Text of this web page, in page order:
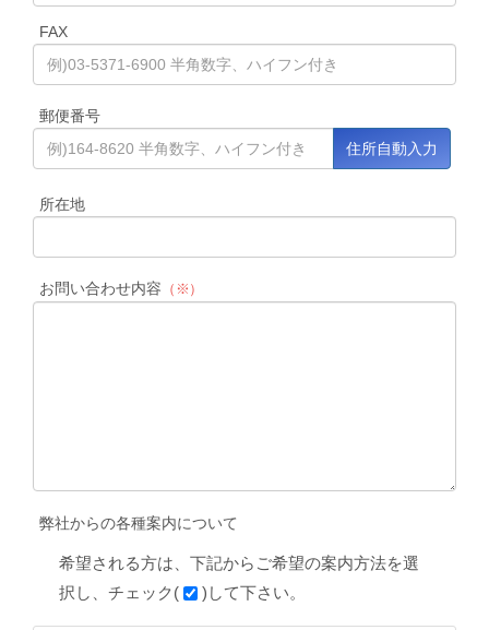
FAX
郵便番号
所在地
お問い合わせ内容 （※）
弊社からの各種案内について
希望される方は、下記からご希望の案内方法を選
択し、チェック(
)して下さい。